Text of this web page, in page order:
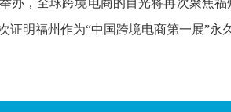
办，全球跨境电商的目光将再次聚焦
证明福州作为“中国跨境电商第一展”永